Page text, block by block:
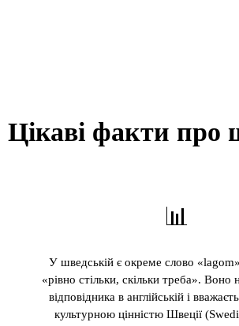
Цікаві факти про
📊
У шведській є окреме слово
«рівно стільки, скільки треба». Воно
відповідника в англійській і
культурною цінністю Швеції